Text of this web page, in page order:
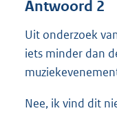
Antwoord 2
Uit onderzoek
iets minder dan
Nee, ik vind dit